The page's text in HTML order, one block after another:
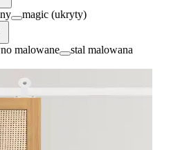
magic (ukryty)
malowane
stal malowana